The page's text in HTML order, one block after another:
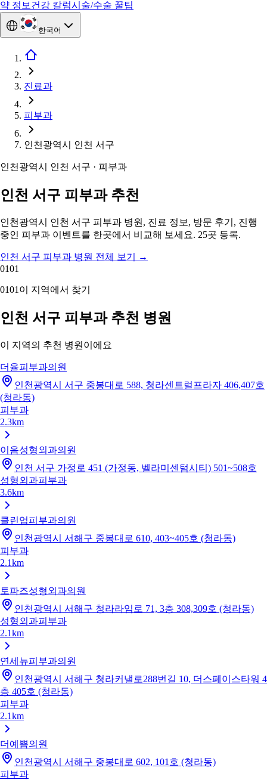
약 정보 건강 칼럼시술/수술 꿀팁
한국어
진료과
피부과
인천광역시 인천 서구
인천광역시 인천 서구 · 피부과
인천 서구 피부과 추천
인천광역시 인천 서구 피부과 병원, 진료 정보, 방문 후기, 진행
중인 피부과 이벤트를 한곳에서 비교해 보세요. 25곳 등록.
인천 서구 피부과 병원 전체 보기
→
0101
0101 이 지역에서 찾기
인천 서구 피부과 추천 병원
이 지역의 추천 병원이에요
더율피부과의원
인천광역시 서구 중봉대로 588, 청라센트럴프라자 406,407호
(청라동)
피부과
2.3km
이음성형외과의원
인천 서구 가정로 451 (가정동, 벨라미센텀시티) 501~508호
성형외과피부과
3.6km
클린업피부과의원
인천광역시 서해구 중봉대로 610, 403~405호 (청라동)
피부과
2.1km
토파즈성형외과의원
인천광역시 서해구 청라라임로 71, 3층 308,309호 (청라동)
성형외과피부과
2.1km
연세뉴피부과의원
인천광역시 서해구 청라커낼로288번길 10, 더스페이스타워 4
층 405호 (청라동)
피부과
2.1km
더예쁨의원
인천광역시 서해구 중봉대로 602, 101호 (청라동)
피부과